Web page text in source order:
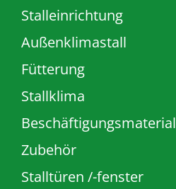
Stalleinrichtung
Außenklimastall
Fütterung
Stallklima
Beschäftigungsmaterial
Zubehör
Stalltüren /-fenster